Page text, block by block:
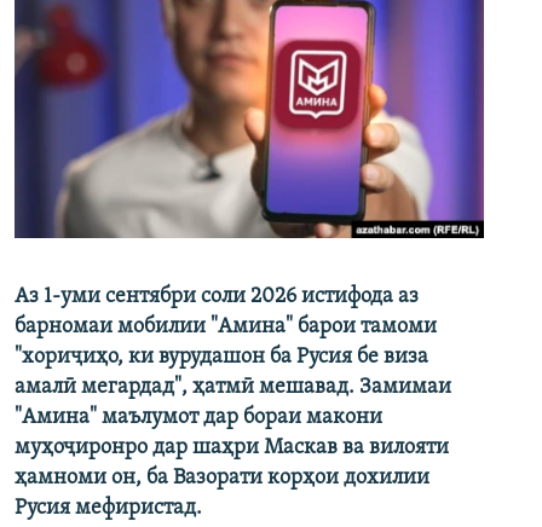
Аз 1-уми сентябри соли 2026 истифода аз
барномаи мобилии "Амина" барои тамоми
"хориҷиҳо, ки вурудашон ба Русия бе виза
амалӣ мегардад", ҳатмӣ мешавад. Замимаи
"Амина" маълумот дар бораи макони
муҳоҷиронро дар шаҳри Маскав ва вилояти
ҳамноми он, ба Вазорати корҳои дохилии
Русия мефиристад.